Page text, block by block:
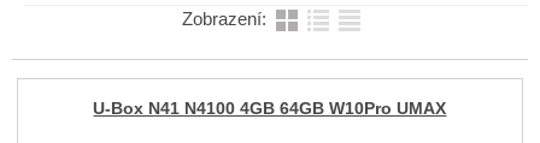
Zobrazení:
U-Box N41 N4100 4GB 64GB W10Pro UMAX